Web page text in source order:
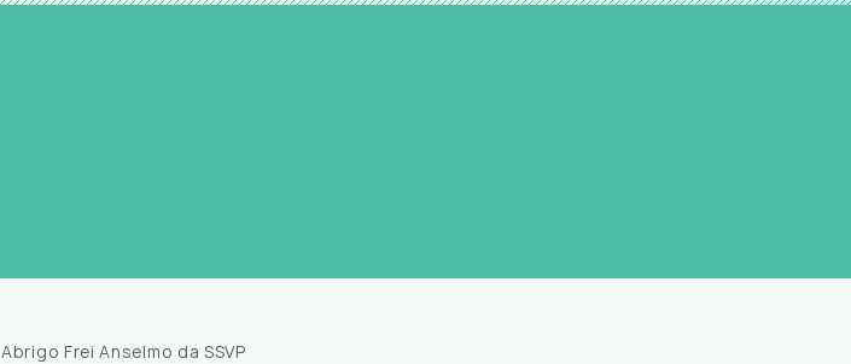
Abrigo Frei Anselmo da SSVP